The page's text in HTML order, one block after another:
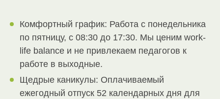
Комфортный график: Работа с понедельника
по пятницу, с 08:30 до 17:30. Мы ценим work-
life balance и не привлекаем педагогов к
работе в выходные.
Щедрые каникулы: Оплачиваемый
ежегодный отпуск 52 календарных дня для